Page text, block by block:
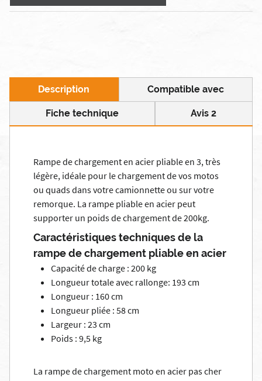
Description Compatible avec
Fiche technique Avis 2
Rampe de chargement en acier pliable en 3, très
légère, idéale pour le chargement de vos motos
ou quads dans votre camionnette ou sur votre
remorque. La rampe pliable en acier peut
supporter un poids de chargement de 200kg.
Caractéristiques techniques de la
rampe de chargement pliable en acier
Capacité de charge : 200 kg
Longueur totale avec rallonge: 193 cm
Longueur : 160 cm
Longueur pliée : 58 cm
Largeur : 23 cm
Poids : 9,5 kg
La rampe de chargement moto en acier pas cher